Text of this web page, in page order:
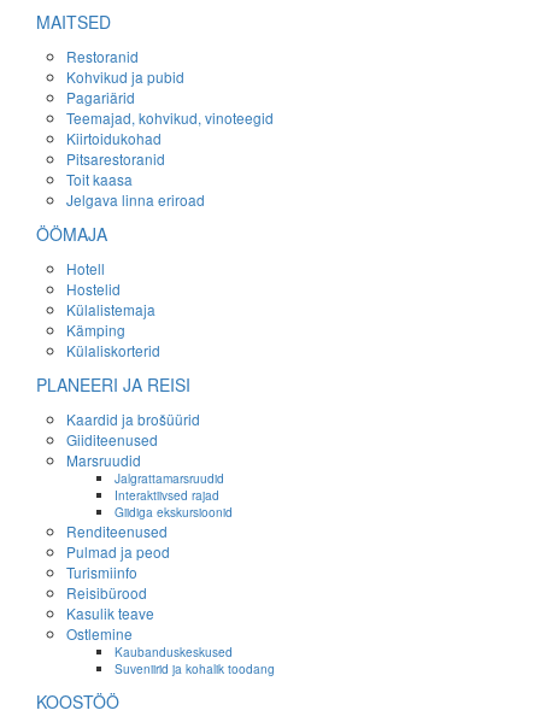
MAITSED
Restoranid
Kohvikud ja pubid
Pagariärid
Teemajad, kohvikud, vinoteegid
Kiirtoidukohad
Pitsarestoranid
Toit kaasa
Jelgava linna eriroad
ÖÖMAJA
Hotell
Hostelid
Külalistemaja
Kämping
Külaliskorterid
PLANEERI JA REISI
Kaardid ja brošüürid
Giiditeenused
Marsruudid
Jalgrattamarsruudid
Interaktiivsed rajad
Giidiga ekskursioonid
Renditeenused
Pulmad ja peod
Turismiinfo
Reisibürood
Kasulik teave
Ostlemine
Kaubanduskeskused
Suveniirid ja kohalik toodang
KOOSTÖÖ